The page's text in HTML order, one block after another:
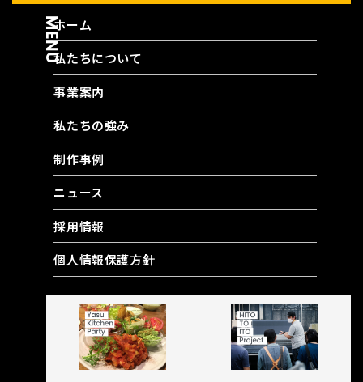
MENUホーム
私たちについて
事業案内
私たちの強み
制作事例
ニュース
採用情報
個人情報保護方針